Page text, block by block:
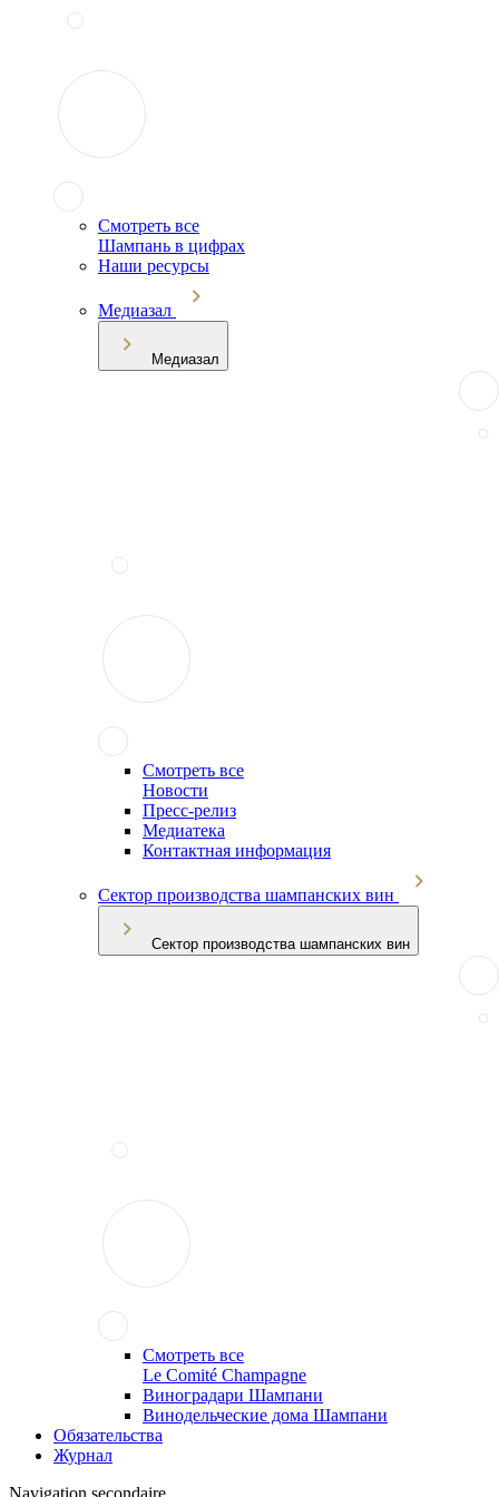
Смотреть все
Шампань в цифрах
Наши ресурсы
Медиазал
Медиазал
Смотреть все
Новости
Пресс-релиз
Медиатека
Контактная информация
Сектор производства шампанских вин
Сектор производства шампанских вин
Смотреть все
Le Comité Champagne
Виноградари Шампани
Винодельческие дома Шампани
Обязательства
Журнал
Navigation secondaire